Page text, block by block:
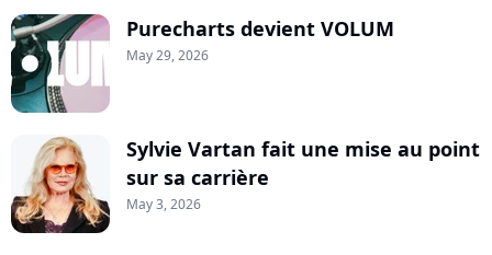
Purecharts devient VOLUM
May 29, 2026
Sylvie Vartan fait une mise au point
sur sa carrière
May 3, 2026